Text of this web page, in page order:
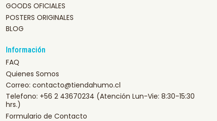
GOODS OFICIALES
POSTERS ORIGINALES
BLOG
Información
FAQ
Quienes Somos
Correo: contacto@tiendahumo.cl
Telefono: +56 2 43670234 (Atención Lun-Vie: 8:30-15:30
hrs.)
Formulario de Contacto